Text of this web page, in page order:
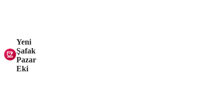
Yeni
Şafak
Pazar
Eki